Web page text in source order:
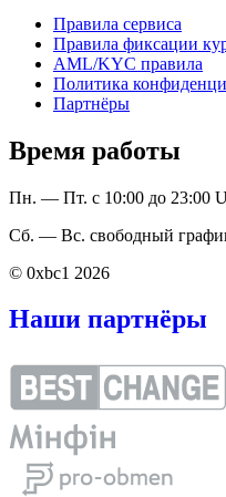
Правила сервиса
Правила фиксации
AML/KYC правила
Политика
Партнёры
Время работы
Пн. — Пт. с 10:00 до 23:00
Сб. — Вс. свободный
© 0xbc1 2026
Наши партнёры